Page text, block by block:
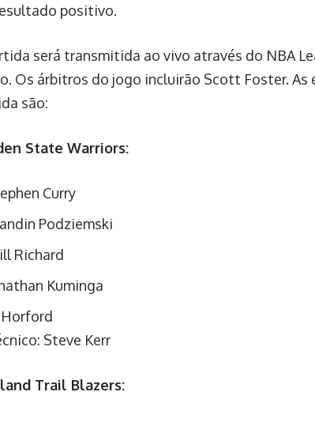
positivo.
será transmitida ao vivo através do NBA
Os árbitros do jogo incluirão Scott Foster. As
são:
State Warriors:
Curry
Podziemski
Richard
Kuminga
Steve Kerr
Trail Blazers: